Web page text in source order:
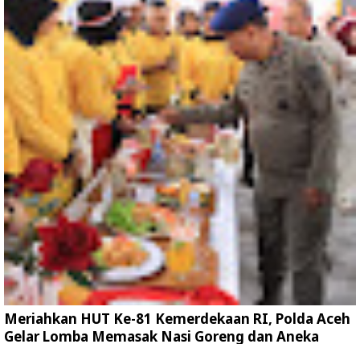
Meriahkan HUT Ke-81 Kemerdekaan RI, Polda Aceh
Gelar Lomba Memasak Nasi Goreng dan Aneka